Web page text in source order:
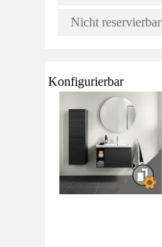
Nicht reservierbar
Konfigurierbar